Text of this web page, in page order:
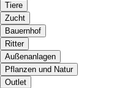
Tiere
Zucht
Bauernhof
Ritter
Außenanlagen
Pflanzen und Natur
Outlet